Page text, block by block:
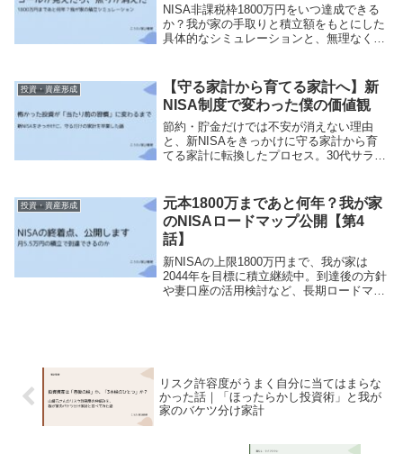
NISA非課税枠1800万円をいつ達成できる
か？我が家の手取りと積立額をもとにした
具体的なシミュレーションと、無理なく長
投資・資産形成
【守る家計から育てる家計へ】新
NISA制度で変わった僕の価値観
節約・貯金だけでは不安が消えない理由
と、新NISAをきっかけに守る家計から育
てる家計に転換したプロセス。30代サラリ
投資・資産形成
元本1800万まであと何年？我が家
のNISAロードマップ公開【第4
話】
新NISAの上限1800万円まで、我が家は
2044年を目標に積立継続中。到達後の方針
や妻口座の活用検討など、長期ロードマッ
リスク許容度がうまく自分に当てはまらな
かった話｜「ほったらかし投資術」と我が
家のバケツ分け家計